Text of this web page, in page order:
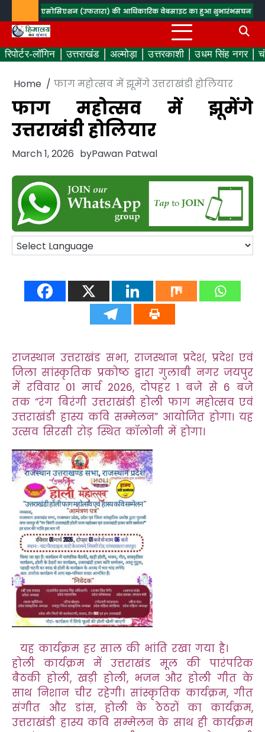
to
content
एसोसिएशन (उफतारा) की आधिकारिक वेबसाइट का हुआ शुभारंभसघन वृक्षारोपण
रिपोर्टर-लॉगिन उत्तराखंड अल्मोड़ा उत्तरकाशी उधम सिंह नगर
Home फाग महोत्सव में झूमेंगे उत्तराखंडी होलियार
फाग महोत्सव में झूमेंगे
उत्तराखंडी होलियार
March 1, 2026 byPawan Patwal
राजस्थान उत्तराखंड सभा, राजस्थान प्रदेश, प्रदेश एवं
जिला सांस्कृतिक प्रकोष्ठ द्वारा गुलाबी नगर जयपुर
में रविवार 01 मार्च 2026, दोपहर 1 बजे से 6 बजे
तक “रंग बिरंगी उत्तराखंडी होली फाग महोत्सव एवं
उत्तराखंडी हास्य कवि सम्मेलन” आयोजित होगा। यह
उत्सव सिरसी रोड़ स्थित कॉलोनी में होगा।
यह कार्यक्रम हर साल की भांति रखा गया है।
होली कार्यक्रम में उत्तराखंड मूल की पारंपरिक
बैठकी होली, खड़ी होली, भजन और होली गीत के
साथ निशान चीर रहेगी। सांस्कृतिक कार्यक्रम, गीत
संगीत और डांस, होली के ठेठरों का कार्यक्रम,
उत्तराखंडी हास्य कवि सम्मेलन के साथ ही कार्यक्रम